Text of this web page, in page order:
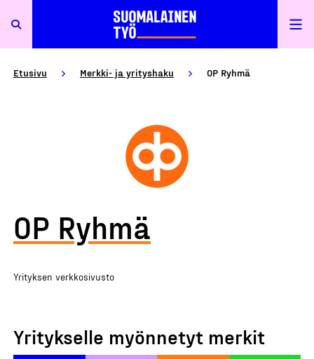
Etusivu Merkki- ja yrityshaku OP Ryhmä
OP Ryhmä
Yrityksen verkkosivusto
Yritykselle myönnetyt merkit